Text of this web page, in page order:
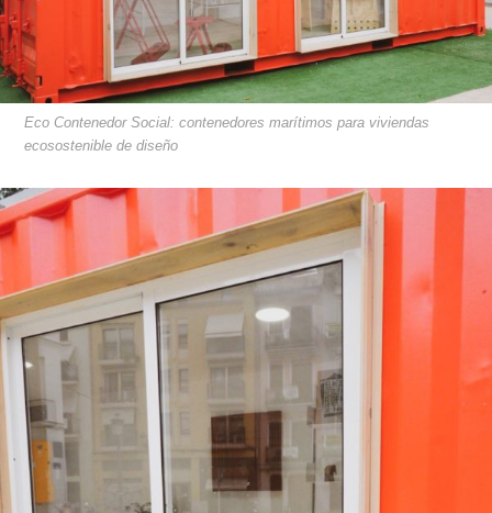
Eco Contenedor Social: contenedores marítimos para viviendas
ecosostenible de diseño